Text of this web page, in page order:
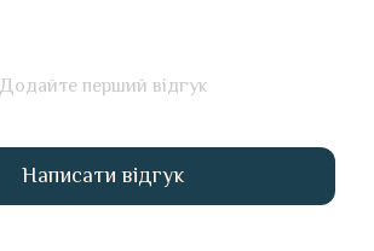
Додайте перший відгук
Написати відгук